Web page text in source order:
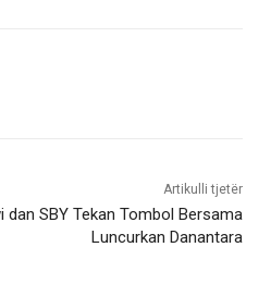
Artikulli tjetër
SBY Tekan Tombol Bersama
Luncurkan Danantara